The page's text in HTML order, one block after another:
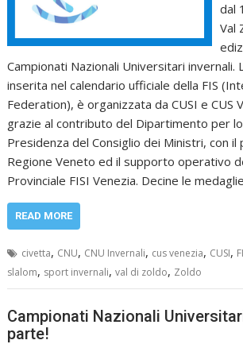
dal
Val
Campionati Nazionali Universitari invernali.
inserita nel calendario ufficiale della FIS
Federation), è organizzata da CUSI e CUS
grazie al contributo del Dipartimento per
Presidenza del Consiglio dei Ministri, con il
Regione Veneto ed il supporto operativo
Provinciale FISI Venezia. Decine le
READ MORE
civetta, CNU, CNU Invernali, cus venezia, CUSI,
slalom, sport invernali,val di zoldo, Zoldo
Campionati Nazionali
parte!